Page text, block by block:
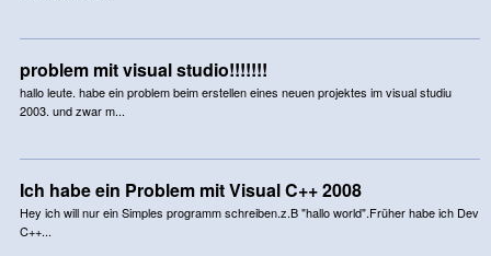
problem mit visual studio!!!!!!!
hallo leute. habe ein problem beim erstellen eines neuen projektes im visual studiu
2003. und zwar m...
Ich habe ein Problem mit Visual C++ 2008
Hey ich will nur ein Simples programm schreiben.z.B "hallo world".Früher habe ich Dev
C++...